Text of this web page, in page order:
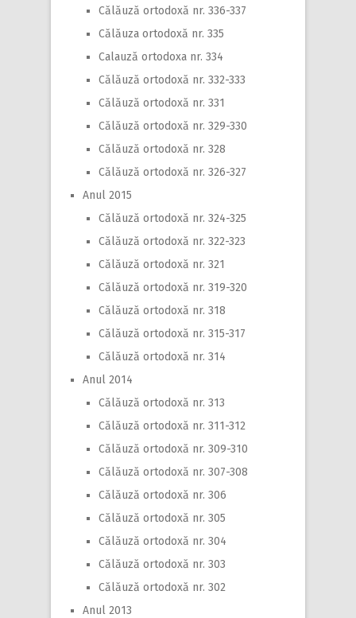
Călăuză ortodoxă nr. 336-337
Călăuza ortodoxă nr. 335
Calauză ortodoxa nr. 334
Călăuză ortodoxă nr. 332-333
Călăuză ortodoxă nr. 331
Călăuză ortodoxă nr. 329-330
Călăuză ortodoxă nr. 328
Călăuză ortodoxă nr. 326-327
Anul 2015
Călăuză ortodoxă nr. 324-325
Călăuză ortodoxă nr. 322-323
Călăuză ortodoxă nr. 321
Călăuză ortodoxă nr. 319-320
Călăuză ortodoxă nr. 318
Călăuză ortodoxă nr. 315-317
Călăuză ortodoxă nr. 314
Anul 2014
Călăuză ortodoxă nr. 313
Călăuză ortodoxă nr. 311-312
Călăuză ortodoxă nr. 309-310
Călăuză ortodoxă nr. 307-308
Călăuză ortodoxă nr. 306
Călăuză ortodoxă nr. 305
Călăuză ortodoxă nr. 304
Călăuză ortodoxă nr. 303
Călăuză ortodoxă nr. 302
Anul 2013